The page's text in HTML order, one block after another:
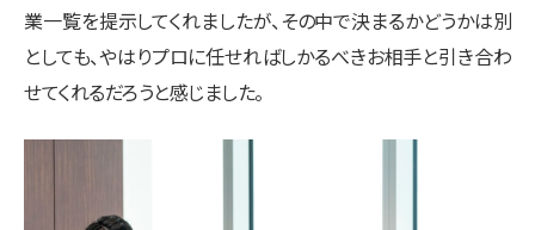
業一覧を提示してくれましたが、その中で決まるかどうかは別
としても、やはりプロに任せればしかるべきお相手と引き合わ
せてくれるだろうと感じました。